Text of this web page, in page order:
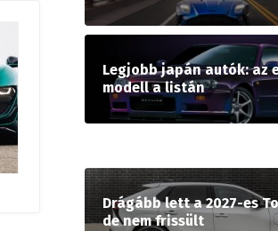
Legjobb japán autók: az
modell a listán
Drágább lett a 2027-es
de nem frissült